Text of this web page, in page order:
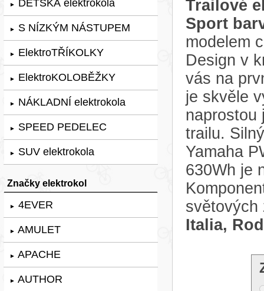
► DĚTSKÁ elektrokola
► S NÍZKÝM NÁSTUPEM
► ElektroTŘÍKOLKY
► ElektroKOLOBĚŽKY
► NÁKLADNÍ elektrokola
► SPEED PEDELEC
► SUV elektrokola
Značky elektrokol
► 4EVER
► AMULET
► APACHE
► AUTHOR
Trailové
Sport
modelem
Design v
vás na
je skvěle
naprostou
trailu.
Yamaha
630Wh je
Italia,